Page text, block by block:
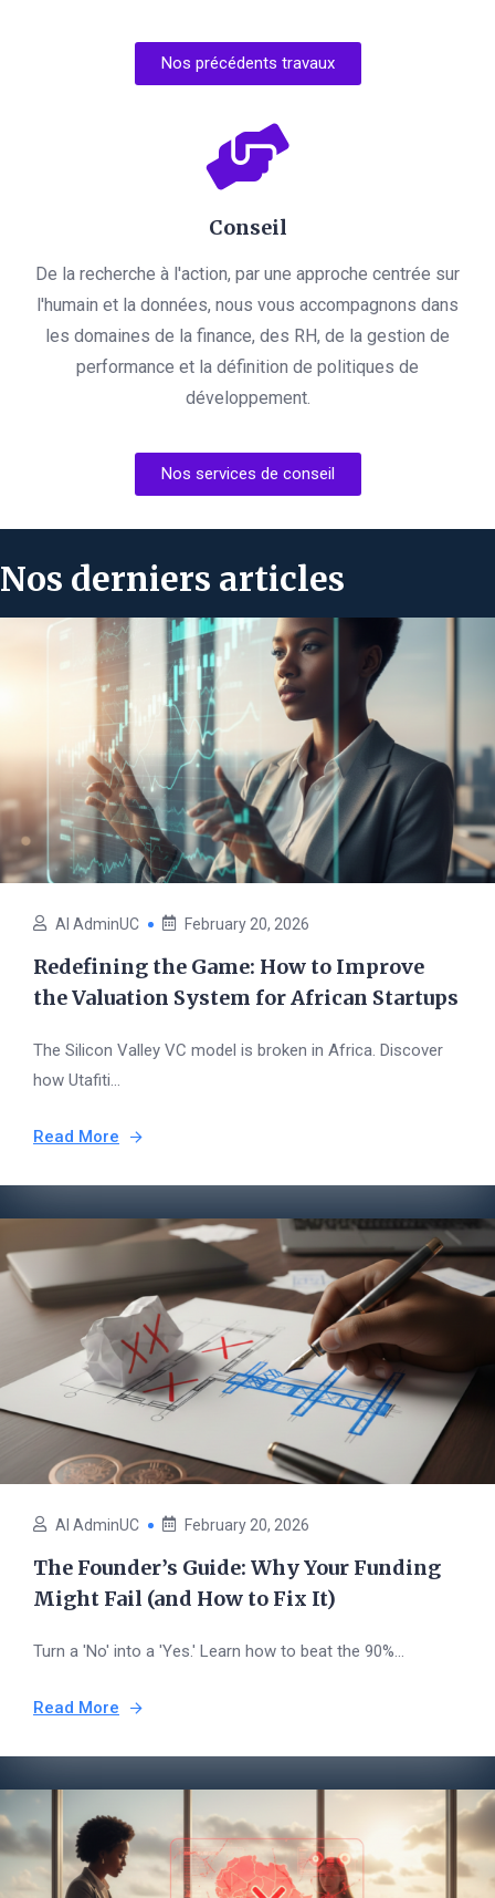
Nos précédents travaux
Conseil
De la recherche à l'action, par une approche centrée sur
l'humain et la données, nous vous accompagnons dans
les domaines de la finance, des RH, de la gestion de
performance et la définition de politiques de
développement.
Nos services de conseil
Nos derniers articles
AI AdminUC February 20, 2026
Redefining the Game: How to Improve
the Valuation System for African Startups
The Silicon Valley VC model is broken in Africa. Discover
how Utafiti...
Read More
AI AdminUC February 20, 2026
The Founder’s Guide: Why Your Funding
Might Fail (and How to Fix It)
Turn a 'No' into a 'Yes.' Learn how to beat the 90%...
Read More